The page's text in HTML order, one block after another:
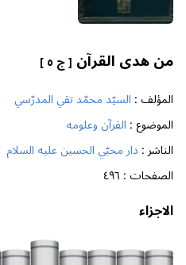
من هدى القرآن [ ج ٥ ]
المؤلف : السيّد محمّد تقي المدرّسي
الموضوع : القرآن وعلومه
الناشر : دار محبّي الحسين عليه السلام
الصفحات : ٤٩٦
الاجزاء